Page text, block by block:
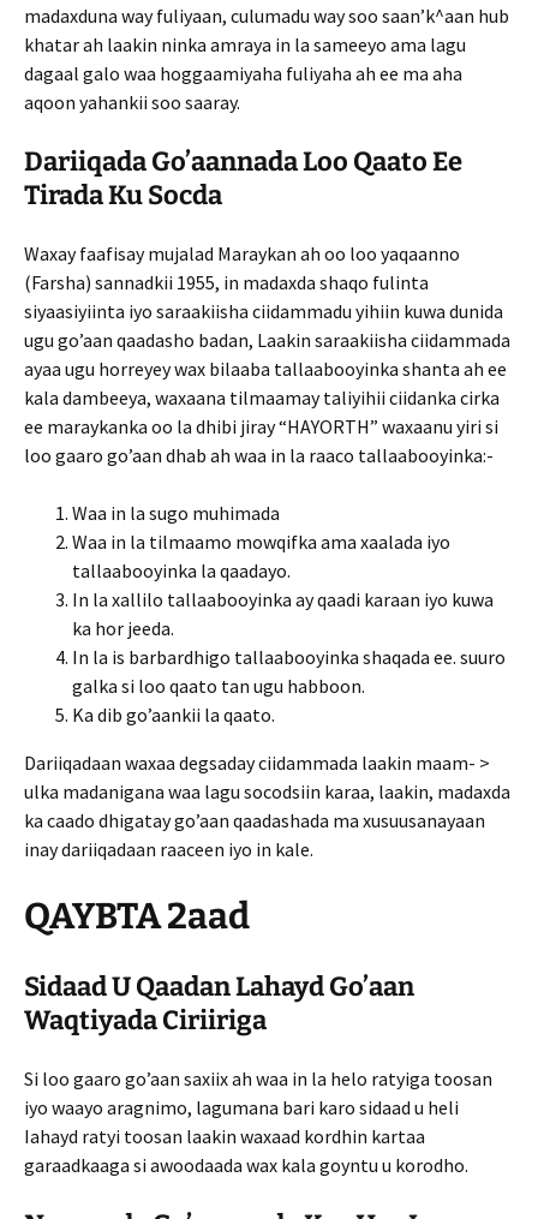
madaxduna way fuliyaan, culumadu way soo saan’k^aan hub
khatar ah laakin ninka amraya in la sameeyo ama lagu
dagaal galo waa hoggaamiyaha fuliyaha ah ee ma aha
aqoon yahankii soo saaray.
Dariiqada Go’aannada Loo Qaato Ee
Tirada Ku Socda
Waxay faafisay mujalad Maraykan ah oo loo yaqaanno
(Farsha) sannadkii 1955, in madaxda shaqo fulinta
siyaasiyiinta iyo saraakiisha ciidammadu yihiin kuwa dunida
ugu go’aan qaadasho badan, Laakin saraakiisha ciidammada
ayaa ugu horreyey wax bilaaba tallaabooyinka shanta ah ee
kala dambeeya, waxaana tilmaamay taliyihii ciidanka cirka
ee maraykanka oo la dhibi jiray “HAYORTH” waxaanu yiri si
loo gaaro go’aan dhab ah waa in la raaco tallaabooyinka:-
Waa in la sugo muhimada
Waa in la tilmaamo mowqifka ama xaalada iyo
tallaab­ooyinka la qaadayo.
In la xallilo tallaabooyinka ay qaadi karaan iyo kuwa
ka hor jeeda.
In la is barbardhigo tallaabooyinka shaqada ee. suuro
galka si loo qaato tan ugu habboon.
Ka dib go’aankii la qaato.
Dariiqadaan waxaa degsaday ciidammada laakin maam- >
ulka madanigana waa lagu socodsiin karaa, laakin, madaxda
ka caado dhigatay go’aan qaadashada ma xusuusanayaan
inay dariiqadaan raaceen iyo in kale.
QAYBTA 2aad
Sidaad U Qaadan Lahayd Go’aan
Waqtiyada Ciriiriga
Si loo gaaro go’aan saxiix ah waa in la helo ratyiga toosan
iyo waayo aragnimo, lagumana bari karo sidaad u heli
Iahayd ratyi toosan laakin waxaad kordhin kartaa
garaadkaaga si awoodaada wax kala goyntu u korodho.